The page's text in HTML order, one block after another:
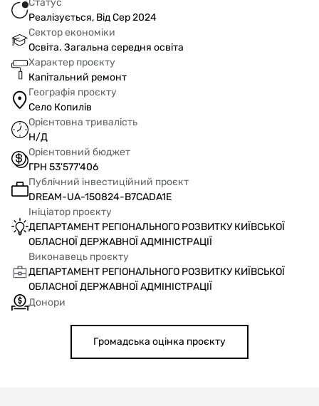
Статус
Реалізується, Від Сер 2024
Сектор економіки
Освіта. Загальна середня освіта
Характер проєкту
Капітальний ремонт
Географія проєкту
Село Копилів
Орієнтовна тривалість
Н/Д
Орієнтовний бюджет
ГРН 53'577'406
Публічний інвестиційний проєкт
DREAM-UA-150824-B7CADA1E
Ініціатор проєкту
ДЕПАРТАМЕНТ РЕГІОНАЛЬНОГО РОЗВИТКУ КИЇВСЬКОЇ
ОБЛАСНОЇ ДЕРЖАВНОЇ АДМІНІСТРАЦІЇ
Виконавець проєкту
ДЕПАРТАМЕНТ РЕГІОНАЛЬНОГО РОЗВИТКУ КИЇВСЬКОЇ
ОБЛАСНОЇ ДЕРЖАВНОЇ АДМІНІСТРАЦІЇ
Донори
Громадська оцінка проєкту